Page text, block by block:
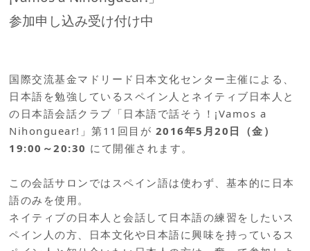
参加申し込み受け付け中
国際交流基金マドリード日本文化センター主催による、
日本語を勉強しているスペイン人とネイティブ日本人と
の日本語会話クラブ「日本語で話そう！¡Vamos a
Nihonguear!」第11回目が 2016年5月20日（金）
19:00～20:30 にて開催されます。
この会話サロンではスペイン語は使わず、基本的に日本
語のみを使用。
ネイティブの日本人と会話して日本語の練習をしたいス
ペイン人の方、日本文化や日本語に興味を持っているス